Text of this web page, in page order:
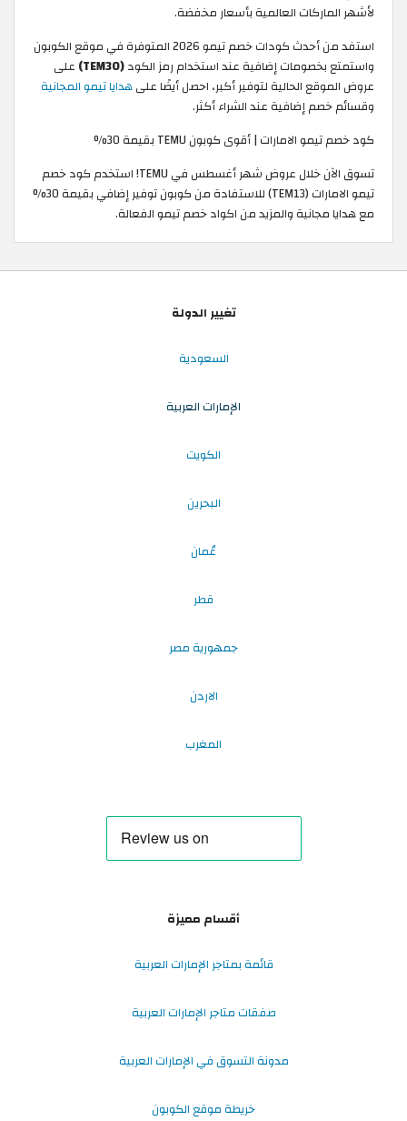
لأشهر الماركات العالمية بأسعار مخفضة.
استفد من أحدث كودات خصم تيمو 2026 المتوفرة في موقع الكوبون
واستمتع بخصومات إضافية عند استخدام رمز الكود(TEM30)
على
عروض الموقع الحالية لتوفير أكبر، احصل أيضًا علىهدايا تيمو المجانية
وقسائم خصم إضافية عند الشراء أكثر.
كود خصم تيمو الامارات | أقوى كوبون TEMU بقيمة 30%
تسوق الآن خلال عروض شهر أغسطس في TEMU! استخدم كود خصم
تيمو الامارات (TEM13) للاستفادة من كوبون توفير إضافي بقيمة 30%
مع هدايا مجانية والمزيد من اكواد خصم تيمو الفعالة.
تغيير الدولة
السعودية
الإمارات العربية
الكويت
البحرين
عُمان
قطر
جمهورية مصر
الاردن
المغرب
أقسام مميزة
قائمة بمتاجر الإمارات العربية
صفقات متاجر الإمارات العربية
مدونة التسوق في الإمارات العربية
خريطة موقع الكوبون